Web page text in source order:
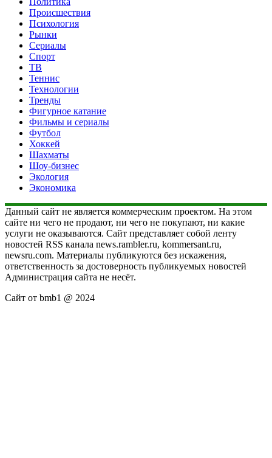
Происшествия
Психология
Рынки
Сериалы
Спорт
ТВ
Теннис
Технологии
Тренды
Фигурное катание
Фильмы и сериалы
Футбол
Хоккей
Шахматы
Шоу-бизнес
Экология
Экономика
Данный сайт не является коммерческим проектом. На этом
сайте ни чего не продают, ни чего не покупают, ни какие
услуги не оказываются. Сайт представляет собой ленту
новостей RSS канала news.rambler.ru, kommersant.ru,
newsru.com. Материалы публикуются без искажения,
ответственность за достоверность публикуемых новостей
Администрация сайта не несёт.
Сайт от bmb1 @ 2024